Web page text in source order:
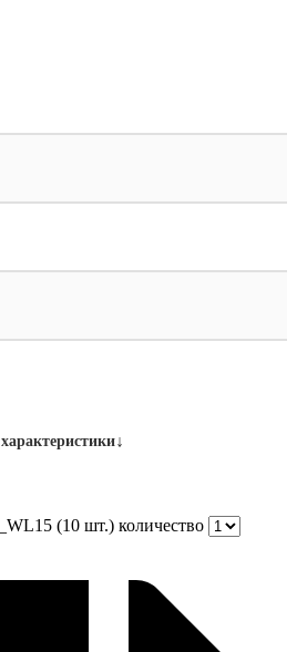
↓
(10 шт.) количество